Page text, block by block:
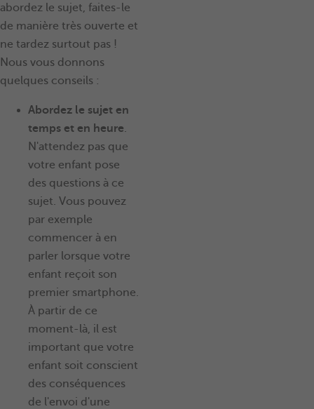
abordez le sujet, faites-le
de manière très ouverte et
ne tardez surtout pas !
Nous vous donnons
quelques conseils :
Abordez le sujet en
temps et en heure.
N'attendez pas que
votre enfant pose
des questions à ce
sujet. Vous pouvez
par exemple
commencer à en
parler lorsque votre
enfant reçoit son
premier smartphone.
À partir de ce
moment-là, il est
important que votre
enfant soit conscient
des conséquences
de l'envoi d'une